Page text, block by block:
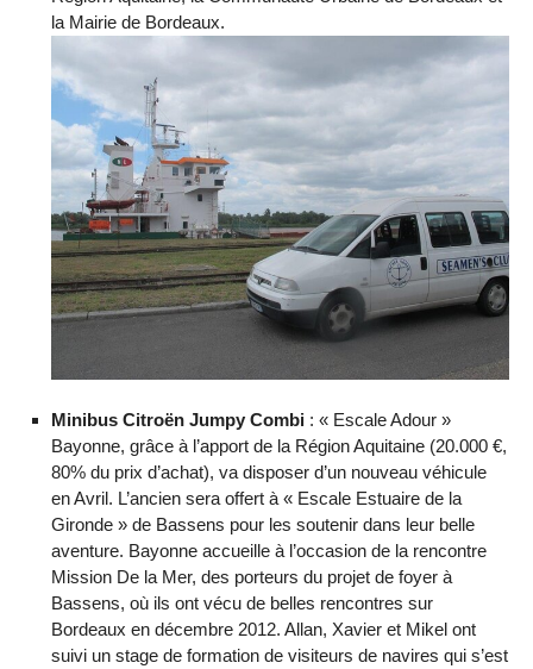
la Mairie de Bordeaux.
Minibus Citroën Jumpy Combi: « Escale Adour »
Bayonne, grâce à l’apport de la Région Aquitaine (20.000 €,
80% du prix d’achat), va disposer d’un nouveau véhicule
en Avril. L’ancien sera offert à « Escale Estuaire de la
Gironde » de Bassens pour les soutenir dans leur belle
aventure. Bayonne accueille à l’occasion de la rencontre
Mission De la Mer, des porteurs du projet de foyer à
Bassens, où ils ont vécu de belles rencontres sur
Bordeaux en décembre 2012. Allan, Xavier et Mikel ont
suivi un stage de formation de visiteurs de navires qui s’est